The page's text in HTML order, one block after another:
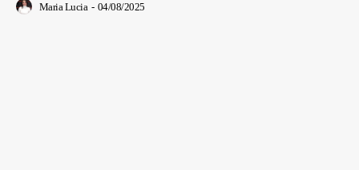
Maria Lucia - 04/08/2025